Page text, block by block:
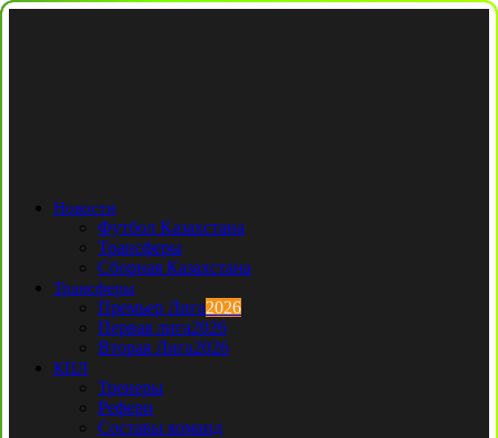
Новости
Футбол Казахстана
Трансферы
Сборная Казахстана
Трансферы
Премьер Лига2026
Первая лига2026
Вторая Лига2026
КПЛ
Тренеры
Рефери
Составы команд